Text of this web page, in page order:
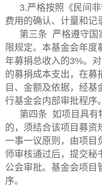
3.严格按照《民间
费用的确认、计量和记
第三条 严格遵守国
限规定。本基金会年度
年募捐总收入的3%。
的募捐成本支出，在募
目、金额及依据，经
行基金会内部审批程序。
第四条 如项目具有
的，须结合该项目募资
一事一议原则，由项目
师审核通过后，提交秘
公会审批。基金会项目
序。